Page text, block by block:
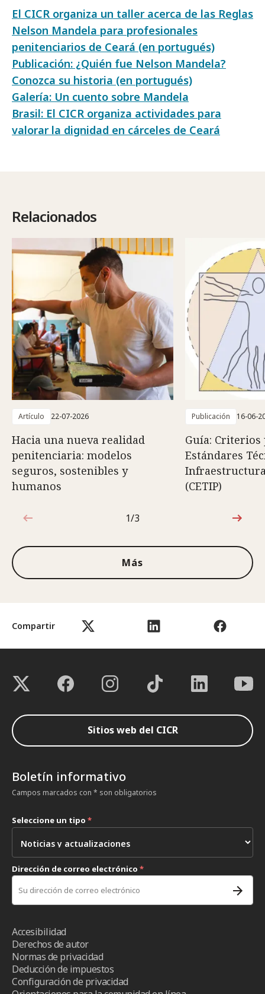
Compartir
El CICR organiza un taller acerca de las Reglas
Nelson Mandela para profesionales
penitenciarios de Ceará (en portugués)
Publicación: ¿Quién fue Nelson Mandela?
Conozca su historia (en portugués)
Galería: Un cuento sobre Mandela
Brasil: El CICR organiza actividades para
valorar la dignidad en cárceles de Ceará
Relacionados
Artículo 22-07-2026
Hacia una nueva realidad
penitenciaria: modelos
seguros, sostenibles y
humanos
Publicación 16-06-
Guía: Criterios
Estándares
(CETIP)
1de3
1/3
Más
Sitios web del CICR
Boletín informativo
Campos marcados con * son obligatorios
Seleccione un tipo *
Dirección de correo electrónico *
Accesibilidad
Derechos de autor
Normas de privacidad
Deducción de impuestos
Configuración de privacidad